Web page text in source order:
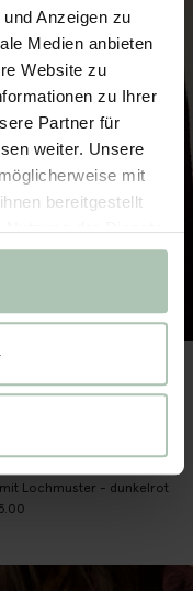
Anzeigen zu
Medien anbieten
Website zu
zu Ihrer
Partner für
weiter. Unsere
mit
bereitgestellt
der Dienste
Lochmuster - dunkelrot